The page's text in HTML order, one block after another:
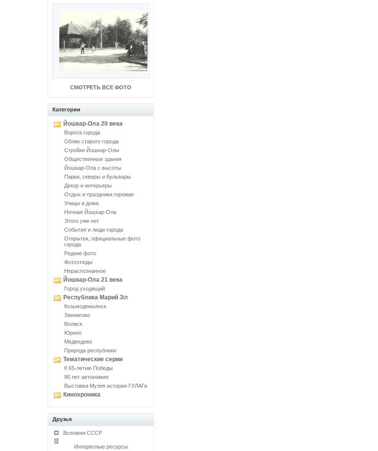
СМОТРЕТЬ ВСЕ ФОТО
Категории
Йошкар-Ола 20 века
Ворота города
Облик старого города
Стройки Йошкар-Олы
Общественные здания
Йошкар-Ола с высоты
Парки, скверы и бульвары
Декор и интерьеры
Отдых и праздники горожан
Улицы и дома
Ночная Йошкар-Ола
Этого уже нет
События и люди города
Открытки, официальные фото
города
Редкие фото
Фотоэтюды
Нераспознанное
Йошкар-Ола 21 века
Город уходящий
Республика Марий Эл
Козьмодемьянск
Звенигово
Волжск
Юрино
Медведево
Природа республики
Тематические серии
К 65-летию Победы
90 лет автономии
Выставка Музея истории ГУЛАГа
Кинохроника
Друзья
Вспомни СССР
Интересные ресурсы